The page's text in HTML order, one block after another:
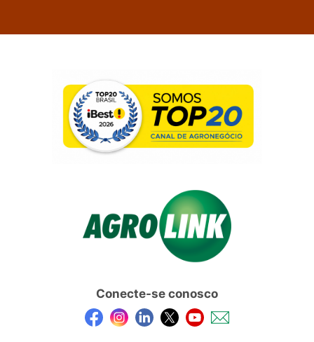
Conecte-se conosco